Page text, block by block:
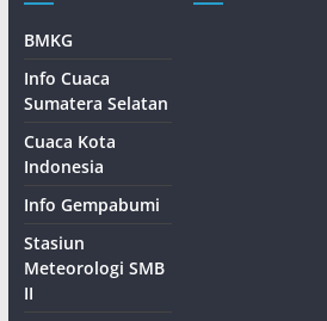
BMKG
Info Cuaca
Sumatera Selatan
Cuaca Kota
Indonesia
Info Gempabumi
Stasiun
Meteorologi SMB
II